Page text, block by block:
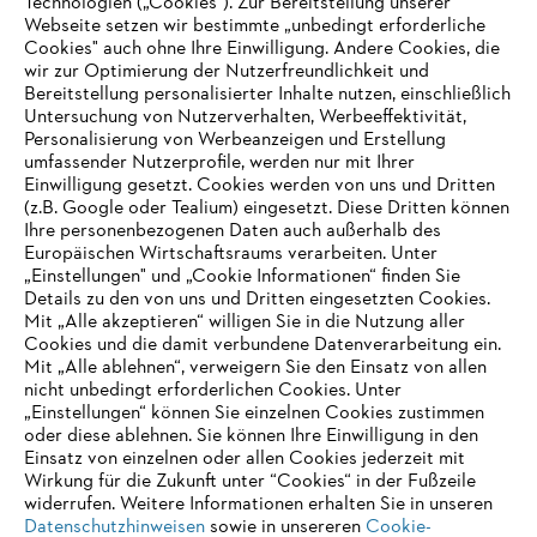
5 Die Vorstellungsgespräche waren erfolgreich? Wir sagen Herzlich
Willkommen im Team STIHL!
Informationen für Lieferanten
Produkte
Kontakt
Karriere
Hinweisgebersystem
Webseite setzen wir bestimmte „unbedingt erforderliche
Cookies" auch ohne Ihre Einwilligung. Andere Cookies, die
wir zur Optimierung der Nutzerfreundlichkeit und
Bereitstellung personalisierter Inhalte nutzen, einschließlich
Untersuchung von Nutzerverhalten, Werbeeffektivität,
Personalisierung von Werbeanzeigen und Erstellung
umfassender Nutzerprofile, werden nur mit Ihrer
Einwilligung gesetzt. Cookies werden von uns und Dritten
(z.B. Google oder Tealium) eingesetzt. Diese Dritten können
Ihre personenbezogenen Daten auch außerhalb des
Europäischen Wirtschaftsraums verarbeiten. Unter
„Einstellungen" und „Cookie Informationen“ finden Sie
Details zu den von uns und Dritten eingesetzten Cookies.
Mit „Alle akzeptieren“ willigen Sie in die Nutzung aller
Cookies und die damit verbundene Datenverarbeitung ein.
Mit „Alle ablehnen“, verweigern Sie den Einsatz von allen
nicht unbedingt erforderlichen Cookies. Unter
„Einstellungen“ können Sie einzelnen Cookies zustimmen
oder diese ablehnen. Sie können Ihre Einwilligung in den
Einsatz von einzelnen oder allen Cookies jederzeit mit
Wirkung für die Zukunft unter “Cookies“ in der Fußzeile
widerrufen. Weitere Informationen erhalten Sie in unseren
Datenschutzhinweisensowie in unsereren Cookie-